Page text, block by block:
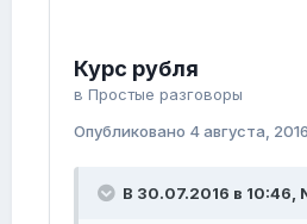
Курс рубля
в Простые разговоры
Опубликовано 4 августа, 2016
В 30.07.2016 в 10:46,